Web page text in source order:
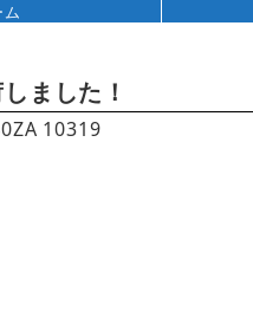
ました！
10319